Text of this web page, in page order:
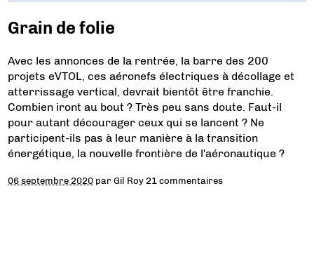
Grain de folie
Avec les annonces de la rentrée, la barre des 200
projets eVTOL, ces aéronefs électriques à décollage et
atterrissage vertical, devrait bientôt être franchie.
Combien iront au bout ? Très peu sans doute. Faut-il
pour autant décourager ceux qui se lancent ? Ne
participent-ils pas à leur manière à la transition
énergétique, la nouvelle frontière de l'aéronautique ?
06 septembre 2020 parGil Roy 21 commentaires